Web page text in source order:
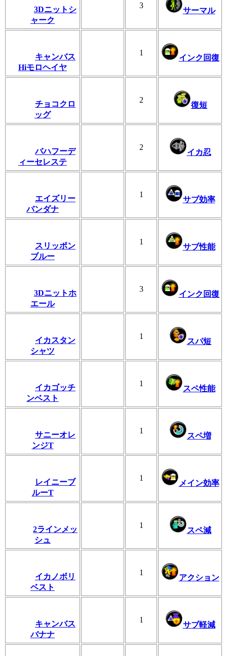
3Dニットシ
ャーク
3
サーマル
キャンバス
Hiモロヘイヤ
1
インク回復
チョコクロ
ッグ
2
復短
バハフーデ
ィーセレステ
2
イカ忍
エイズリー
バンダナ
1
サブ効率
スリッポン
ブルー
1
サブ性能
3Dニットホ
エール
3
インク回復
イカスタン
シャツ
1
スパ短
イカゴッチ
ンベスト
1
スペ性能
サニーオレ
ンジT
1
スペ増
レイニーブ
ルーT
1
メイン効率
2ラインメッ
シュ
1
スペ減
イカノボリ
ベスト
1
アクション
キャンバス
バナナ
1
サブ軽減